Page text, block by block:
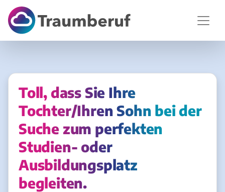
Toll, dass Sie Ihre
Tochter/Ihren Sohn bei der
Suche zum perfekten
Studien- oder
Ausbildungsplatz
begleiten.